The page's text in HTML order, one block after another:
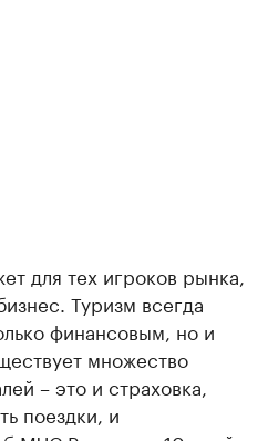
для тех игроков рынка,
Туризм всегда
финансовым, но и
множество
– это и страховка,
поездки, и